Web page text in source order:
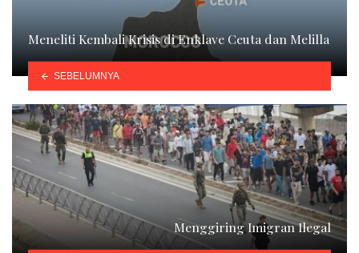
Meneliti Kembali Krisis di Enklave Ceuta dan Melilla
SEBELUMNYA
Menggiring Imigran Ilegal